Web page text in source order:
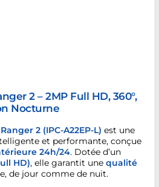
2 – 2MP Full HD, 360°,
Nocturne
2 (IPC-A22EP-L) est une
et performante, conçue
24h/24. Dotée d’un
HD), elle garantit une qualité
de jour comme de nuit.